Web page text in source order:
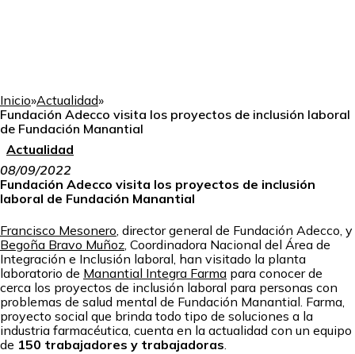
Inicio»Actualidad»
Fundación Adecco visita los proyectos de inclusión laboral
de Fundación Manantial
Actualidad
08/09/2022
Fundación Adecco visita los proyectos de inclusión
laboral de Fundación Manantial
Francisco Mesonero, director general de Fundación Adecco, y
Begoña Bravo Muñoz, Coordinadora Nacional del Área de
Integración e Inclusión laboral, han visitado la planta
laboratorio de Manantial Integra Farma para conocer de
cerca los proyectos de inclusión laboral para personas con
problemas de salud mental de Fundación Manantial. Farma,
proyecto social que brinda todo tipo de soluciones a la
industria farmacéutica, cuenta en la actualidad con un equipo
de 150 trabajadores y trabajadoras.